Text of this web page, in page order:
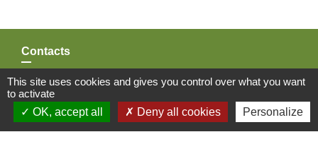
Contacts
Commune de Molines-en-Queyras
225 Rue du Serre, Molines Village
05350 Molines-en-Queyras - FRANCE
+33 4 92 45 83 37
This site uses cookies and gives you control over what you want
to activate
OK, accept all
Deny all cookies Personalize